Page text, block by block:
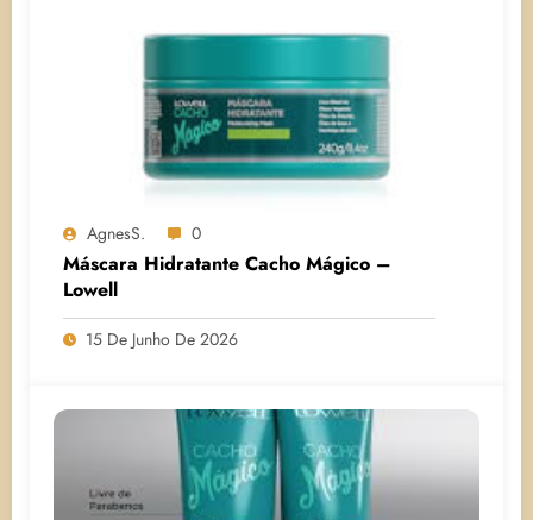
AgnesS. 0
Máscara Hidratante Cacho Mágico –
Lowell
15 De Junho De 2026